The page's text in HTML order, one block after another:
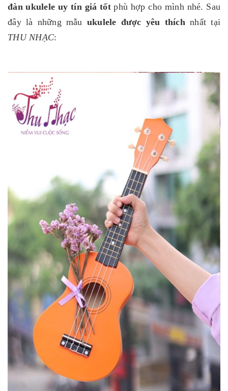
đàn ukulele uy tín giá tốtphù hợp cho mình nhé. Sau
đây là những mẫu ukulele được yêu thích nhất tại
THU NHẠC: